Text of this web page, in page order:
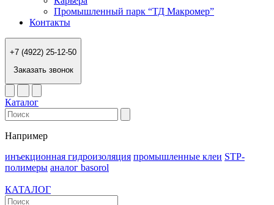
Промышленный парк “ТД Макромер”
Контакты
+7 (4922) 25-12-50
Заказать звонок
Каталог
Например
инъекционная гидроизоляция промышленные клеи STP-
полимеры аналог basorol
КАТАЛОГ